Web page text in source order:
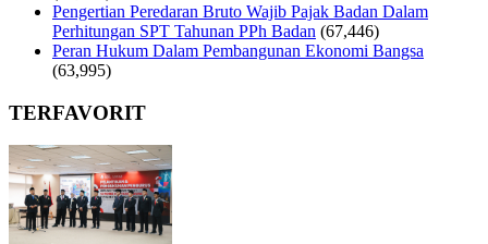
Pengertian Peredaran Bruto Wajib Pajak Badan Dalam
Perhitungan SPT Tahunan PPh Badan (67,446)
Peran Hukum Dalam Pembangunan Ekonomi Bangsa
(63,995)
TERFAVORIT